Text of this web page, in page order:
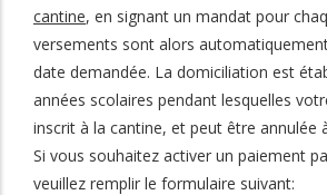
cantine, en signant un mandat pour
versements sont alors
date demandée. La domiciliation est
années scolaires pendant lesquelles
inscrit à la cantine, et peut être annulée
Si vous souhaitez activer un paiement
veuillez remplir le formulaire suivant: